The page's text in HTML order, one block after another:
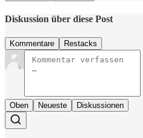
Diskussion über diese Post
Kommentare Restacks
Oben Neueste Diskussionen